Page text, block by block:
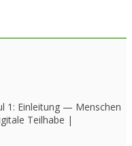
1: Einleitung — Menschen
Teilhabe |